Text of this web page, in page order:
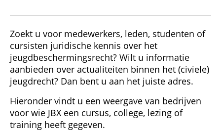
Zoekt u voor medewerkers, leden, studenten of
cursisten juridische kennis over het
jeugdbeschermingsrecht? Wilt u informatie
aanbieden over actualiteiten binnen het (civiele)
jeugdrecht? Dan bent u aan het juiste adres.
Hieronder vindt u een weergave van bedrijven
voor wie JBX een cursus, college, lezing of
training heeft gegeven.